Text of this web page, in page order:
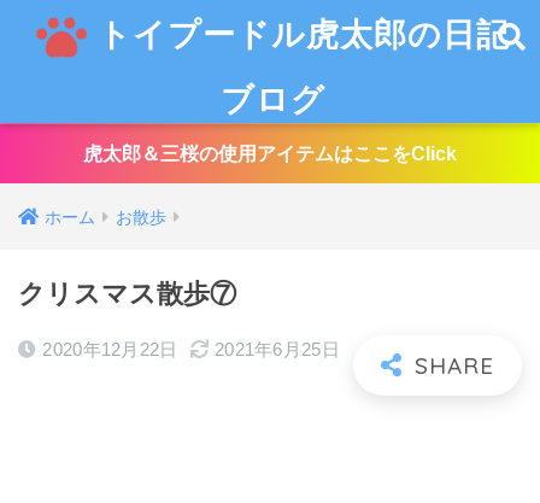
トイプードル虎太郎の日記
ブログ
虎太郎＆三桜の使用アイテムはここをClick
ホーム お散歩
クリスマス散歩⑦
2020年12月22日 2021年6月25日